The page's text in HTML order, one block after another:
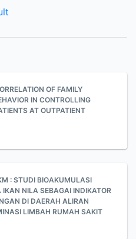
OF FAMILY
IN CONTROLLING
AT OUTPATIENT
: STUDI BIOAKUMULASI
IKAN NILA SEBAGAI INDIKATOR
DI DAERAH ALIRAN
LIMBAH RUMAH SAKIT